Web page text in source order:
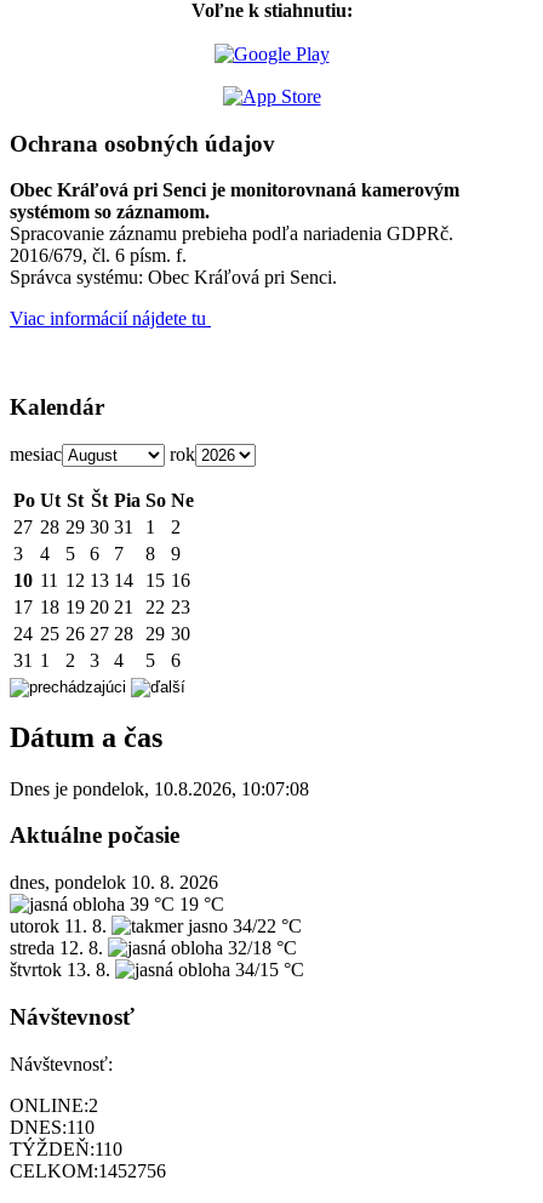
Voľne k stiahnutiu:
Ochrana osobných údajov
Obec Kráľová pri Senci je monitorovnaná kamerovým
systémom so záznamom.
Spracovanie záznamu prebieha podľa nariadenia GDPRč.
2016/679, čl. 6 písm. f.
Správca systému: Obec Kráľová pri Senci.
Viac informácií nájdete tu
Kalendár
mesiac rok
Po Ut St Št Pia So Ne
27 28 29 30 31 1
2
3
4 5 6 7 8
9
10 11 12 13 14 15 16
17 18 19 20 21 22 23
24 25 26 27 28 29 30
31 1 2 3 4 5 6
Dátum a čas
Dnes je pondelok, 10.8.2026, 10:07:08
Aktuálne počasie
dnes, pondelok 10. 8. 2026
39 °C 19 °C
utorok 11. 8.
34/22 °C
streda 12. 8.
32/18 °C
štvrtok 13. 8. 34/15 °C
Návštevnosť
Návštevnosť:
ONLINE:2
DNES:110
TÝŽDEŇ:110
CELKOM:1452756